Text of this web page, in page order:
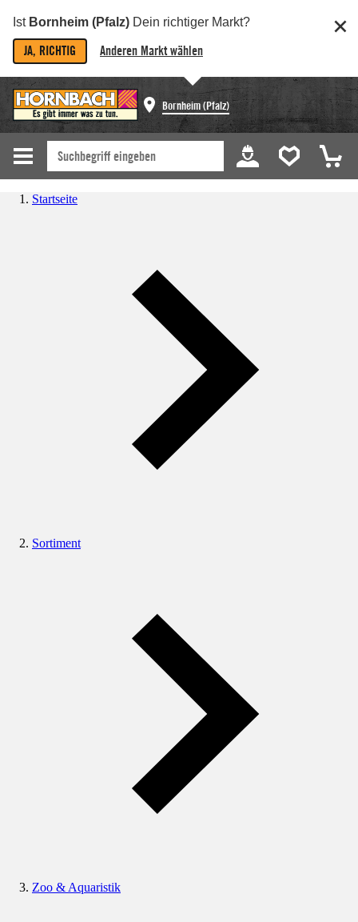
Ist Bornheim (Pfalz) Dein richtiger Markt?
JA, RICHTIG Anderen Markt wählen
Bornheim (Pfalz)
Startseite
Sortiment
Zoo & Aquaristik